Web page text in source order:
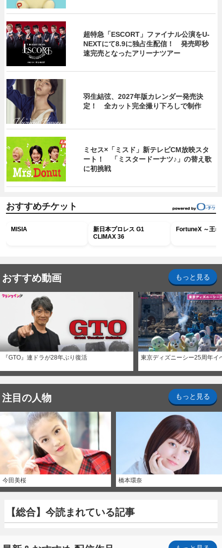
超特急「ESCORT」ファイナル公演をU-
NEXTにて8.9に独占生配信！ 発売即秒
速完売となったアリーナツアー
羽生結弦、2027年版カレンダー発売決
定！ 全カット完全撮り下ろしで制作
ミセス×「ミスド」新テレビCM放映スタ
ート！ 「ミスタードーナツ♪」の替え歌
に初挑戦
おすすめチケット
MISIA
新日本プロレス G1
CLIMAX 36
FortuneX ～王
おすすめ動画 もっと見る
『GTO』連ドラが28年ぶり復活 東京ディズニーシー25周年イ
注目の人物 もっと見る
今田美桜 橋本環奈
【総合】今読まれている記事